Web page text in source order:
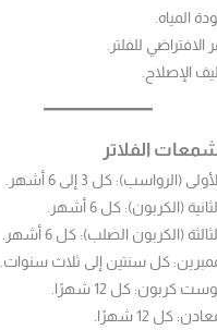
المياه.
الافتراضي للفلتر.
الإصلاح.
الفلاتر
(الرواسب): كل 3 إلى 6 أشهر.
(الكربون): كل 6 أشهر.
(الكربون الصلب): كل 6 أشهر.
كل سنتين إلى ثلاث سنوات.
كربون: كل 12 شهرًا.
كل 12 شهرًا.